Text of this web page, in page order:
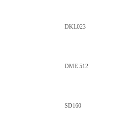
DKL023
DME 512
SD160